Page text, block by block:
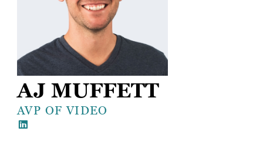
AJ MUFFETT
AVP OF VIDEO